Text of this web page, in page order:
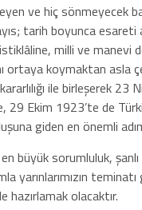
ve hiç sönmeyecek
tarih boyunca esareti
milli ve manevi
ortaya koymaktan asla
ile birleşerek 23
29 Ekim 1923’te de
giden en önemli
büyük sorumluluk,
yarınlarımızın
hazırlamak olacaktır.